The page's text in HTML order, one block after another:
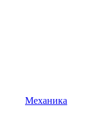
Механика